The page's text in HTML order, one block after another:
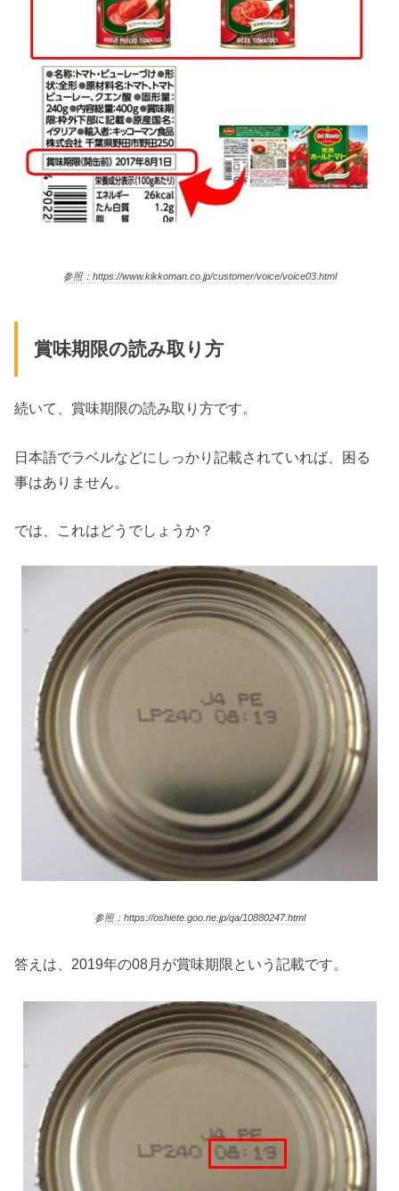
参照：https://www.kikkoman.co.jp/customer/voice/voice03.html
賞味期限の読み取り方
続いて、賞味期限の読み取り方です。
日本語でラベルなどにしっかり記載されていれば、困る
事はありません。
では、これはどうでしょうか？
参照：https://oshiete.goo.ne.jp/qa/10880247.html
答えは、2019年の08月が賞味期限という記載です。